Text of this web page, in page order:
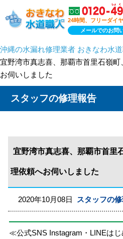
24時間、フリーダイ
メールでのお問
沖縄の水漏れ修理業者 おきなわ水道
宜野湾市真志喜、那覇市首里石嶺
お伺いしました
スタッフの修理報告
宜野湾市真志喜、那覇市首里
理依頼へお伺いしました
2020年10月08日 スタッフの
≪公式SNS Instagram・LINEは